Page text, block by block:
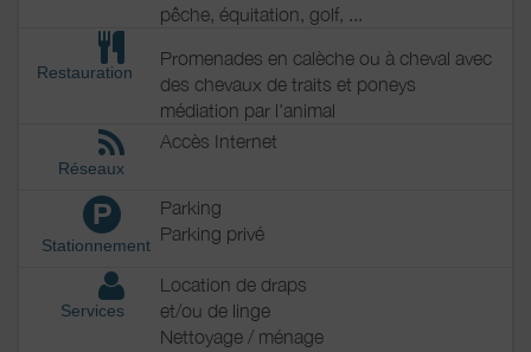
pêche, équitation, golf, ...
Restauration
Promenades en calèche ou à cheval avec
des chevaux de traits et poneys
médiation par l'animal
Réseaux
Accès Internet
P
Stationnement
Parking
Parking privé
Services
Location de draps
et/ou de linge
Nettoyage / ménage